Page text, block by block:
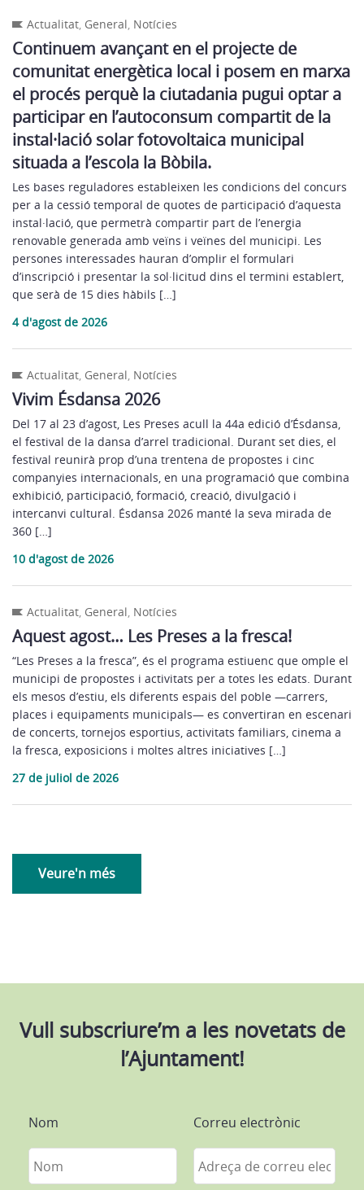
Actualitat, General, Notícies
Continuem avançant en el projecte de
comunitat energètica local i posem en marxa
el procés perquè la ciutadania pugui optar a
participar en l’autoconsum compartit de la
instal·lació solar fotovoltaica municipal
situada a l’escola la Bòbila.
Les bases reguladores estableixen les condicions del concurs
per a la cessió temporal de quotes de participació d’aquesta
instal·lació, que permetrà compartir part de l’energia
renovable generada amb veïns i veïnes del municipi. Les
persones interessades hauran d’omplir el formulari
d’inscripció i presentar la sol·licitud dins el termini establert,
que serà de 15 dies hàbils […]
4 d'agost de 2026
Actualitat, General, Notícies
Vivim Ésdansa 2026
Del 17 al 23 d’agost, Les Preses acull la 44a edició d’Ésdansa,
el festival de la dansa d’arrel tradicional. Durant set dies, el
festival reunirà prop d’una trentena de propostes i cinc
companyies internacionals, en una programació que combina
exhibició, participació, formació, creació, divulgació i
intercanvi cultural. Ésdansa 2026 manté la seva mirada de
360 […]
10 d'agost de 2026
Actualitat, General, Notícies
Aquest agost… Les Preses a la fresca!
“Les Preses a la fresca”, és el programa estiuenc que omple el
municipi de propostes i activitats per a totes les edats. Durant
els mesos d’estiu, els diferents espais del poble —carrers,
places i equipaments municipals— es convertiran en escenari
de concerts, tornejos esportius, activitats familiars, cinema a
la fresca, exposicions i moltes altres iniciatives […]
27 de juliol de 2026
Veure'n més
Vull subscriure’m a les novetats de
l’Ajuntament!
Nom Correu electrònic